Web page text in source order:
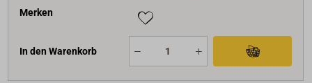
Merken
In den Warenkorb